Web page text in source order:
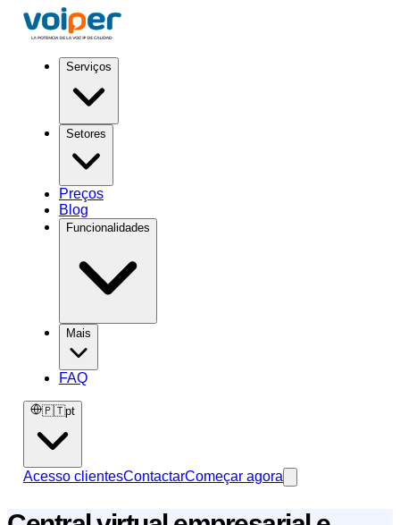
Serviços
Setores
Preços
Blog
Funcionalidades
Mais
FAQ
🇵🇹pt
Acesso clientesContactarComeçar agora